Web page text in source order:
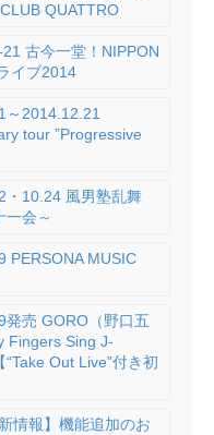
QUATTRO
古今一堂！NIPPON
イブ2014
～2014.12.21
tour ”Progressive
10.24 風男塾乱舞
一会～
MUSIC
売 GORO（野口五
Fingers Sing J-
Out Live”付き初
情報】機能追加のお